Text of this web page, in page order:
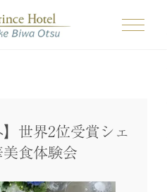
】世界2位受賞シェ
食体験会